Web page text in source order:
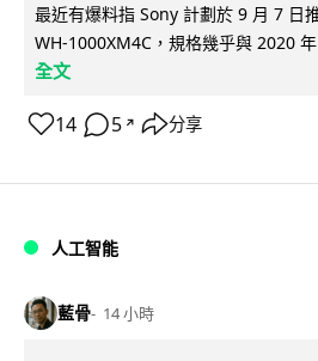
最近有爆料指 Sony 計劃於 9 月 7 日
WH-1000XM4C，規格幾乎與 2020
全文
14 5 ↗ 分享
人工智能
藍骨 14 小時